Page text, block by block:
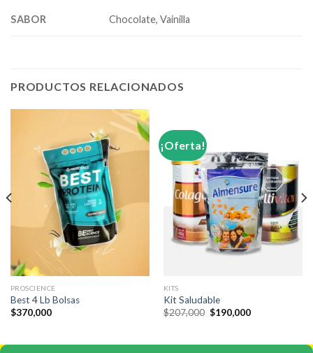
SABOR Chocolate, Vainilla
PRODUCTOS RELACIONADOS
PROSCIENCE
Best 4 Lb Bolsas
$370,000
¡Oferta!
KITS
Kit Saludable
$207,000 El
precio
$207,000.
$190,000El
$190,000.